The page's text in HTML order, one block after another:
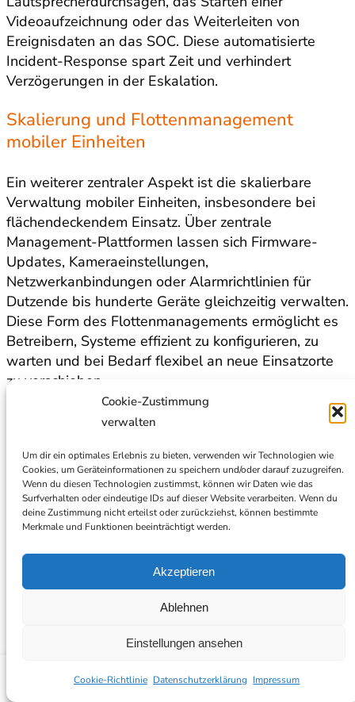
Cookie-Zustimmung
verwalten
Um dir ein optimales Erlebnis zu bieten, verwenden wir Technologien wie
Cookies, um Geräteinformationen zu speichern und/oder darauf zuzugreifen.
Wenn du diesen Technologien zustimmst, können wir Daten wie das
Surfverhalten oder eindeutige IDs auf dieser Website verarbeiten. Wenn du
deine Zustimmung nicht erteilst oder zurückziehst, können bestimmte
Merkmale und Funktionen beeinträchtigt werden.
Akzeptieren
Ablehnen
Einstellungen ansehen
Cookie-Richtlinie Datenschutzerklärung Impressum
Videoaufzeichnung oder das Weiterleiten von
Ereignisdaten an das SOC. Diese automatisierte
Incident-Response spart Zeit und verhindert
Verzögerungen in der Eskalation.
Skalierung und Flottenmanagement
mobiler Einheiten
Ein weiterer zentraler Aspekt ist die skalierbare
Verwaltung mobiler Einheiten, insbesondere bei
flächendeckendem Einsatz. Über zentrale
Management-Plattformen lassen sich Firmware-
Updates, Kameraeinstellungen,
Netzwerkanbindungen oder Alarmrichtlinien für
Dutzende bis hunderte Geräte gleichzeitig verwalten.
Diese Form des Flottenmanagements ermöglicht es
Betreibern, Systeme effizient zu konfigurieren, zu
warten und bei Bedarf flexibel an neue Einsatzorte
zu verschieben.
Praxisanwendungen und Fallstudien:
Der Schutz der Energieinfrastruktur zählt zu den
wichtigsten Anwendungsfeldern mobiler
Videoüberwachung. Für Energieversorger bieten
schnell einsetzbare und kosteneffiziente Lösung zum
Schutz von Anlagen entlang der gesamten
Energieversorgungskette.
Energieinfrastruktur: Solarparks,
Erzeugungsanlagen, dezentrale
BLOG